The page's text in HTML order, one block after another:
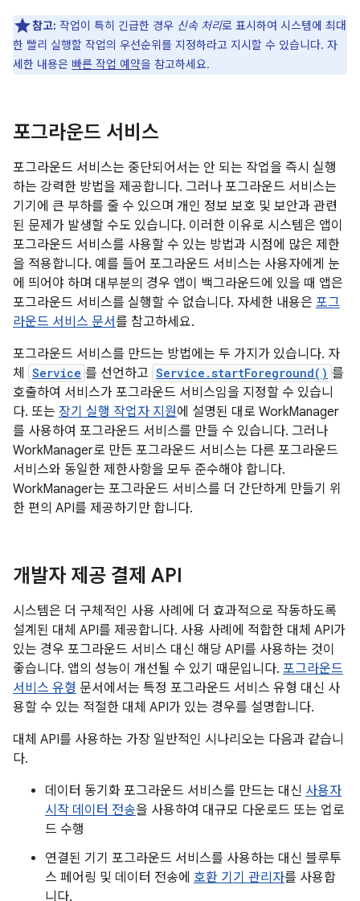
참고: 작업이 특히 긴급한 경우 신속 처리로 표시하여 시스템에 최대
한 빨리 실행할 작업의 우선순위를 지정하라고 지시할 수 있습니다. 자
세한 내용은 빠른 작업 예약을 참고하세요.
포그라운드 서비스
포그라운드 서비스는 중단되어서는 안 되는 작업을 즉시 실행
하는 강력한 방법을 제공합니다. 그러나 포그라운드 서비스는
기기에 큰 부하를 줄 수 있으며 개인 정보 보호 및 보안과 관련
된 문제가 발생할 수도 있습니다. 이러한 이유로 시스템은 앱이
포그라운드 서비스를 사용할 수 있는 방법과 시점에 많은 제한
을 적용합니다. 예를 들어 포그라운드 서비스는 사용자에게 눈
에 띄어야 하며 대부분의 경우 앱이 백그라운드에 있을 때 앱은
포그라운드 서비스를 실행할 수 없습니다. 자세한 내용은 포그
라운드 서비스 문서를 참고하세요.
포그라운드 서비스를 만드는 방법에는 두 가지가 있습니다. 자
체
Service 를 선언하고 Service.startForeground() 를
호출하여 서비스가 포그라운드 서비스임을 지정할 수 있습니
다. 또는 장기 실행 작업자 지원에 설명된 대로 WorkManager
를 사용하여 포그라운드 서비스를 만들 수 있습니다. 그러나
WorkManager로 만든 포그라운드 서비스는 다른 포그라운드
서비스와 동일한 제한사항을 모두 준수해야 합니다.
WorkManager는 포그라운드 서비스를 더 간단하게 만들기 위
한 편의 API를 제공하기만 합니다.
개발자 제공 결제 API
시스템은 더 구체적인 사용 사례에 더 효과적으로 작동하도록
설계된 대체 API를 제공합니다. 사용 사례에 적합한 대체 API가
있는 경우 포그라운드 서비스 대신 해당 API를 사용하는 것이
좋습니다. 앱의 성능이 개선될 수 있기 때문입니다. 포그라운드
서비스 유형 문서에서는 특정 포그라운드 서비스 유형 대신 사
용할 수 있는 적절한 대체 API가 있는 경우를 설명합니다.
대체 API를 사용하는 가장 일반적인 시나리오는 다음과 같습니
다.
데이터 동기화 포그라운드 서비스를 만드는 대신 사용자
시작 데이터 전송을 사용하여 대규모 다운로드 또는 업로
드 수행
연결된 기기 포그라운드 서비스를 사용하는 대신 블루투
스 페어링 및 데이터 전송에 호환 기기 관리자를 사용합
니다.